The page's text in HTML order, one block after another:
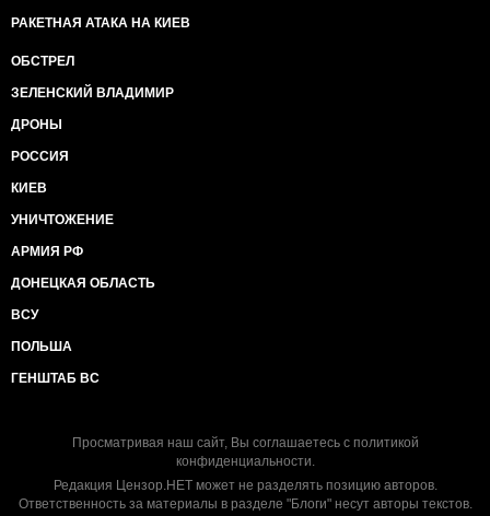
РАКЕТНАЯ АТАКА НА КИЕВ
ОБСТРЕЛ
ЗЕЛЕНСКИЙ ВЛАДИМИР
ДРОНЫ
РОССИЯ
КИЕВ
УНИЧТОЖЕНИЕ
АРМИЯ РФ
ДОНЕЦКАЯ ОБЛАСТЬ
ВСУ
ПОЛЬША
ГЕНШТАБ ВС
Просматривая наш сайт, Вы соглашаетесь с политикой
конфиденциальности.
Редакция Цензор.НЕТ может не разделять позицию авторов.
Ответственность за материалы в разделе "Блоги" несут авторы текстов.